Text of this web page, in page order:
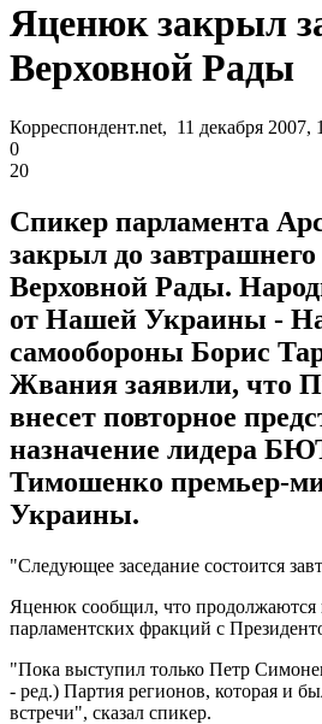
Яценюк закрыл
Верховной Рады
Корреспондент.net, 11 декабря 2007,
0
20
Спикер парламента
закрыл до завтрашнего
Верховной Рады.
от Нашей Украины -
самообороны Борис
Жвания заявили, что
внесет повторное
назначение лидера
Тимошенко премьер-
Украины.
"Следующее заседание состоится
Яценюк сообщил, что продолжаются
парламентских фракций с
"Пока выступил только Петр
- ред.) Партия регионов, которая и
встречи", сказал спикер.